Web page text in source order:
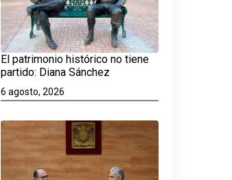
El patrimonio histórico no tiene
partido: Diana Sánchez
6 agosto, 2026